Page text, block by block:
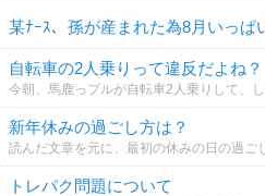
某ﾅｰｽ、孫が産まれた為8月いっぱ
自転車の2人乗りって違反だよね？
新年休みの過ごし方は？
トレパク問題について